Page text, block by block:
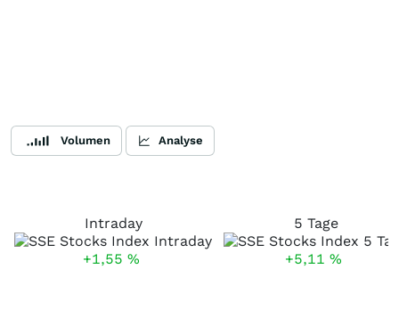
Volumen Analyse
Intraday
+1,55 %
5 Tage
+5,11 %